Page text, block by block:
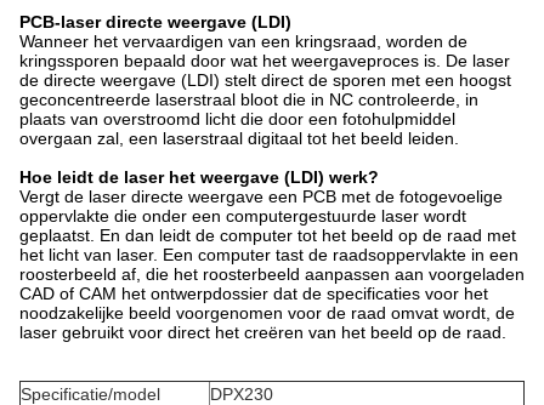
PCB-laser directe weergave (LDI)
Wanneer het vervaardigen van een kringsraad, worden de
kringssporen bepaald door wat het weergaveproces is. De laser
de directe weergave (LDI) stelt direct de sporen met een hoogst
geconcentreerde laserstraal bloot die in NC controleerde, in
plaats van overstroomd licht die door een fotohulpmiddel
overgaan zal, een laserstraal digitaal tot het beeld leiden.
Hoe leidt de laser het weergave (LDI) werk?
Vergt de laser directe weergave een PCB met de fotogevoelige
oppervlakte die onder een computergestuurde laser wordt
geplaatst. En dan leidt de computer tot het beeld op de raad met
het licht van laser. Een computer tast de raadsoppervlakte in een
roosterbeeld af, die het roosterbeeld aanpassen aan voorgeladen
CAD of CAM het ontwerpdossier dat de specificaties voor het
noodzakelijke beeld voorgenomen voor de raad omvat wordt, de
laser gebruikt voor direct het creëren van het beeld op de raad.
Specificatie/model
DPX230